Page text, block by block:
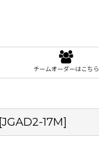
チームオーダーはこちら
JGAD2-17M]